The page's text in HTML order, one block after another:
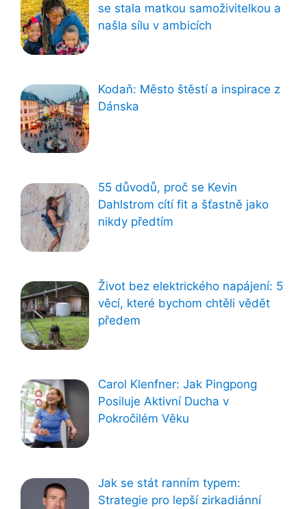
se stala matkou samoživitelkou a
našla sílu v ambicích
Kodaň: Město štěstí a inspirace z
Dánska
55 důvodů, proč se Kevin
Dahlstrom cítí fit a šťastně jako
nikdy předtím
Život bez elektrického napájení: 5
věcí, které bychom chtěli vědět
předem
Carol Klenfner: Jak Pingpong
Posiluje Aktivní Ducha v
Pokročilém Věku
Jak se stát ranním typem:
Strategie pro lepší zirkadiánní